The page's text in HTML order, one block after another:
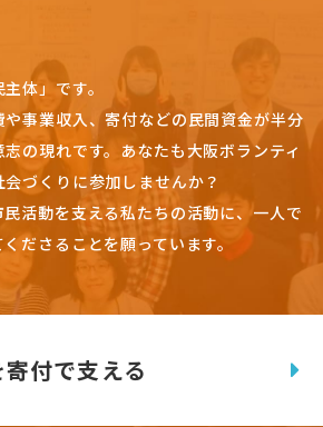
体」です。
や事業収入、寄付などの民間資金が半分
の現れです。 あなたも大阪ボランティ
づくりに参加しませんか？
活動を支える私たちの活動に、一人で
ださることを願っています。
付で支える